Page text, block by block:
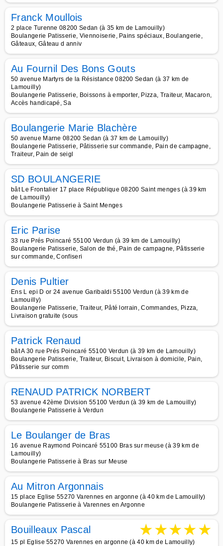
Franck Moullois
2 place Turenne 08200 Sedan (à 35 km de Lamouilly)
Boulangerie Patisserie, Viennoiserie, Pains spéciaux, Boulangerie,
Gâteaux, Gâteau d anniv
Au Fournil Des Bons Gouts
50 avenue Martyrs de la Résistance 08200 Sedan (à 37 km de
Lamouilly)
Boulangerie Patisserie, Boissons à emporter, Pizza, Traiteur, Macaron,
Accès handicapé, Sa
Boulangerie Marie Blachère
50 avenue Marne 08200 Sedan (à 37 km de Lamouilly)
Boulangerie Patisserie, Pâtisserie sur commande, Pain de campagne,
Traiteur, Pain de seigl
SD BOULANGERIE
bât Le Frontalier 17 place République 08200 Saint menges (à 39 km
de Lamouilly)
Boulangerie Patisserie à Saint Menges
Eric Parise
33 rue Prés Poincaré 55100 Verdun (à 39 km de Lamouilly)
Boulangerie Patisserie, Salon de thé, Pain de campagne, Pâtisserie
sur commande, Confiseri
Denis Pultier
Ens L epi D or 24 avenue Garibaldi 55100 Verdun (à 39 km de
Lamouilly)
Boulangerie Patisserie, Traiteur, Pâté lorrain, Commandes, Pizza,
Livraison gratuite (sous
Patrick Renaud
bât A 30 rue Prés Poincaré 55100 Verdun (à 39 km de Lamouilly)
Boulangerie Patisserie, Traiteur, Biscuit, Livraison à domicile, Pain,
Pâtisserie sur comm
RENAUD PATRICK NORBERT
53 avenue 42ème Division 55100 Verdun (à 39 km de Lamouilly)
Boulangerie Patisserie à Verdun
Le Boulanger de Bras
16 avenue Raymond Poincaré 55100 Bras sur meuse (à 39 km de
Lamouilly)
Boulangerie Patisserie à Bras sur Meuse
Au Mitron Argonnais
15 place Eglise 55270 Varennes en argonne (à 40 km de Lamouilly)
Boulangerie Patisserie à Varennes en Argonne
Bouilleaux Pascal ★★★★★
15 pl Eglise 55270 Varennes en argonne (à 40 km de Lamouilly)